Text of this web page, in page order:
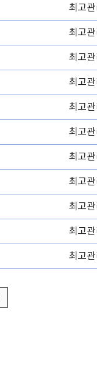
최고
최고
최고
최고
최고
최고
최고
최고
최고
최고
최고